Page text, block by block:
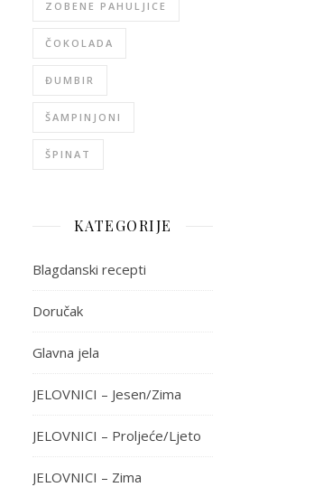
ZOBENE PAHULJICE
ČOKOLADA
ĐUMBIR
ŠAMPINJONI
ŠPINAT
KATEGORIJE
Blagdanski recepti
Doručak
Glavna jela
JELOVNICI – Jesen/Zima
JELOVNICI – Proljeće/Ljeto
JELOVNICI – Zima